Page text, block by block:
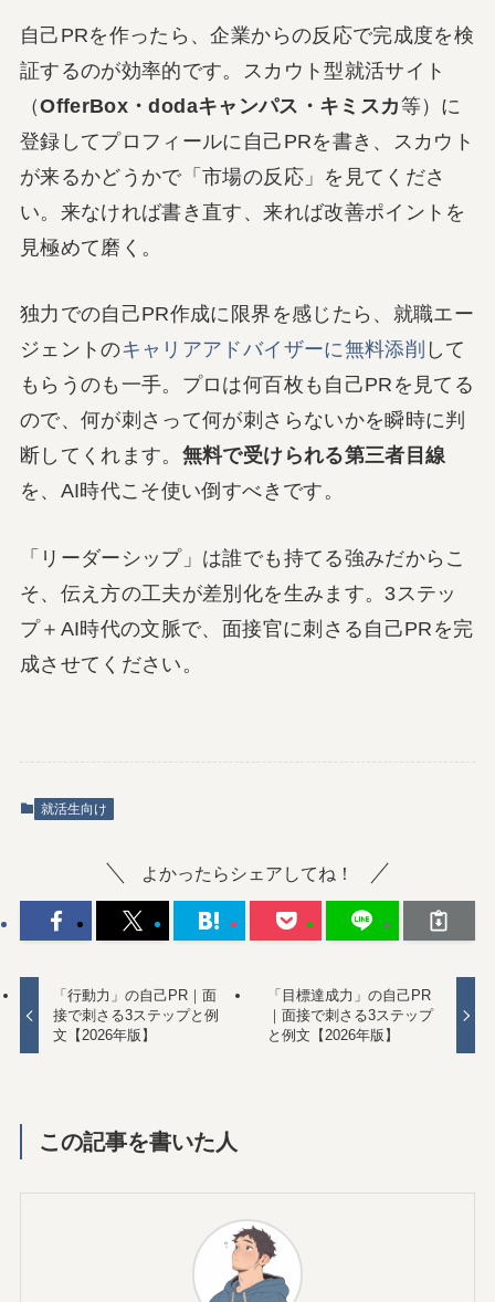
自己PRを作ったら、企業からの反応で完成度を検
証するのが効率的です。スカウト型就活サイト
（OfferBox・dodaキャンパス・キミスカ等）に
登録してプロフィールに自己PRを書き、スカウト
が来るかどうかで「市場の反応」を見てくださ
い。来なければ書き直す、来れば改善ポイントを
見極めて磨く。
独力での自己PR作成に限界を感じたら、就職エー
ジェントのキャリアアドバイザーに無料添削 して
もらうのも一手。プロは何百枚も自己PRを見てる
ので、何が刺さって何が刺さらないかを瞬時に判
断してくれます。 無料で受けられる第三者目線
を、AI時代こそ使い倒すべきです。
「リーダーシップ」は誰でも持てる強みだからこ
そ、伝え方の工夫が差別化を生みます。3ステッ
プ＋AI時代の文脈で、面接官に刺さる自己PRを完
成させてください。
就活生向け
よかったらシェアしてね！
「行動力」の自己PR｜面
接で刺さる3ステップと例
文【2026年版】
「目標達成力」の自己PR
｜面接で刺さる3ステップ
と例文【2026年版】
この記事を書いた人